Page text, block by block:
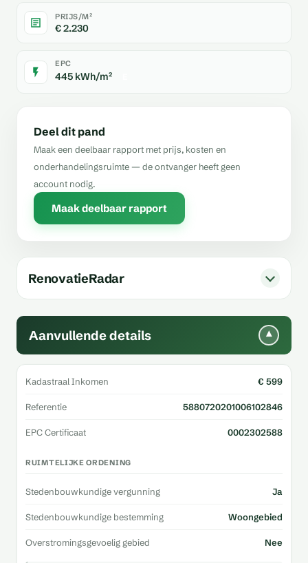
PRIJS/M²
€ 2.230
EPC
445 kWh/m²
Deel dit pand
Maak een deelbaar rapport met prijs, kosten en
onderhandelingsruimte — de ontvanger heeft geen
account nodig.
Maak deelbaar rapport
RenovatieRadar
Aanvullende details ▾
Kadastraal Inkomen € 599
Referentie 5880720201006102846
EPC Certificaat 0002302588
RUIMTELIJKE ORDENING
Stedenbouwkundige vergunning Ja
Stedenbouwkundige bestemming Woongebied
Overstromingsgevoelig gebied Nee